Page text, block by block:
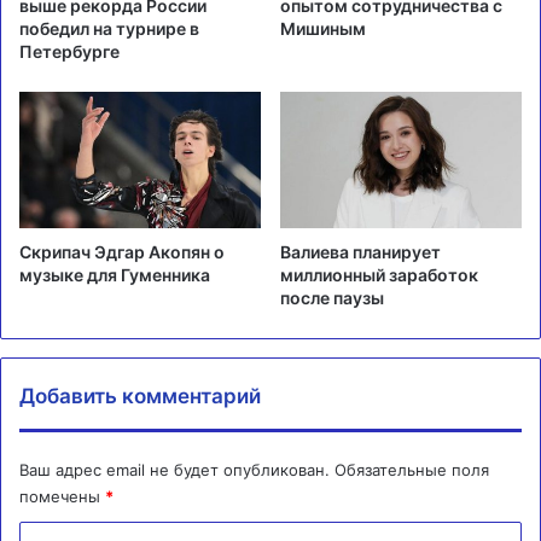
выше рекорда России
победил на турнире в
Петербурге
опытом сотрудничества с
Мишиным
Скрипач Эдгар Акопян о
музыке для Гуменника
Валиева планирует
миллионный заработок
после паузы
Добавить комментарий
Ваш адрес email не будет опубликован. Обязательные поля
помечены *